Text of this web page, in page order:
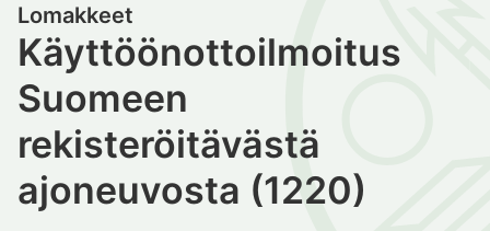
Käyttöönottoilmoitus
Suomeen
rekisteröitävästä
ajoneuvosta (1220)
Lomakkeet